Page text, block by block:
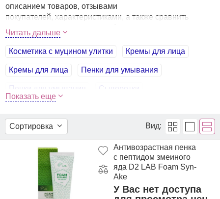
описанием товаров, отзывами
покупателей, характеристиками, а также сравнить
понравившиеся товары и выбрать лучшую стоимость.
достаточно оформить заказ на сайте или связаться с
консультантом в режиме on-line.
Читать дальше
Косметика с муцином улитки Кремы для лица
Кремы для лица Пенки для умывания
Улиточные средства
Показать еще
Сортировка Вид:
Антивозрастная пенка
с пептидом змеиного
яда D2 LAB Foam Syn-
Ake
У Вас нет доступа